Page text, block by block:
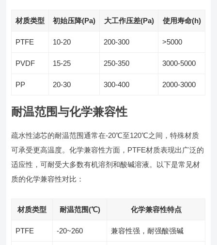
材质类型 初始压降(Pa) 大工作压差(Pa) 使用寿命(h)
PTFE 10-20 200-300 >5000
PVDF 15-25 250-350 3000-5000
PP 20-30 300-400 2000-3000
耐温范围与化学兼容性
疏水性滤芯的耐温范围通常在-20℃至120℃之间，特殊材质
可承受更高温度。化学兼容性方面，PTFE材质表现出广泛的
适应性，可耐受大多数有机溶剂和酸碱溶液。以下是常见材
质的化学兼容性对比：
材质类型 耐温范围(℃) 化学兼容性特点
PTFE -20~260 兼容性强，耐强酸强碱